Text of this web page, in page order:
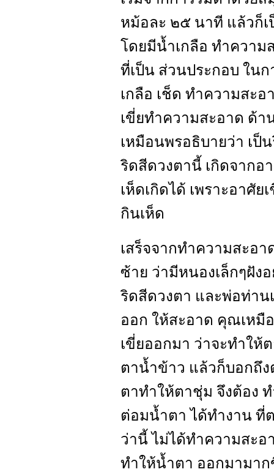
หม้อละ ๒๕ นาที แล้วก็เ
โดยมีน้ำเกลือ ทำความ
ที่เป็น ส่วนประกอบ ใน
เกลือ เช็ด ทำความสะ
เขี่ยทำความสะอาด ด้
เหมือนพรอธิบายว่า เป็
ริดสีดวงตานี้ เกิดจากอ
เห็ดเกิดได้ เพราะอาศัย
กินเห็ด
เสร็จจากทำความสะอ
ซ้าย ว่ามีหนองเล็กๆฝัง
ริดสีดวงตา และพ่อท่าน
ออก ให้สะอาด คุณเหมื
เขี่ยออกมา ว่าจะทำให้
ตาน้ำข้าว แล้วก็บอกถึง
ตาทำให้ตาชุ่ม จึงต้อง
ต่อมน้ำตา ได้ทำงาน ที่
ว่านี้ ไม่ได้ทำความสะอ
ทำให้น้ำตา ออกมามา